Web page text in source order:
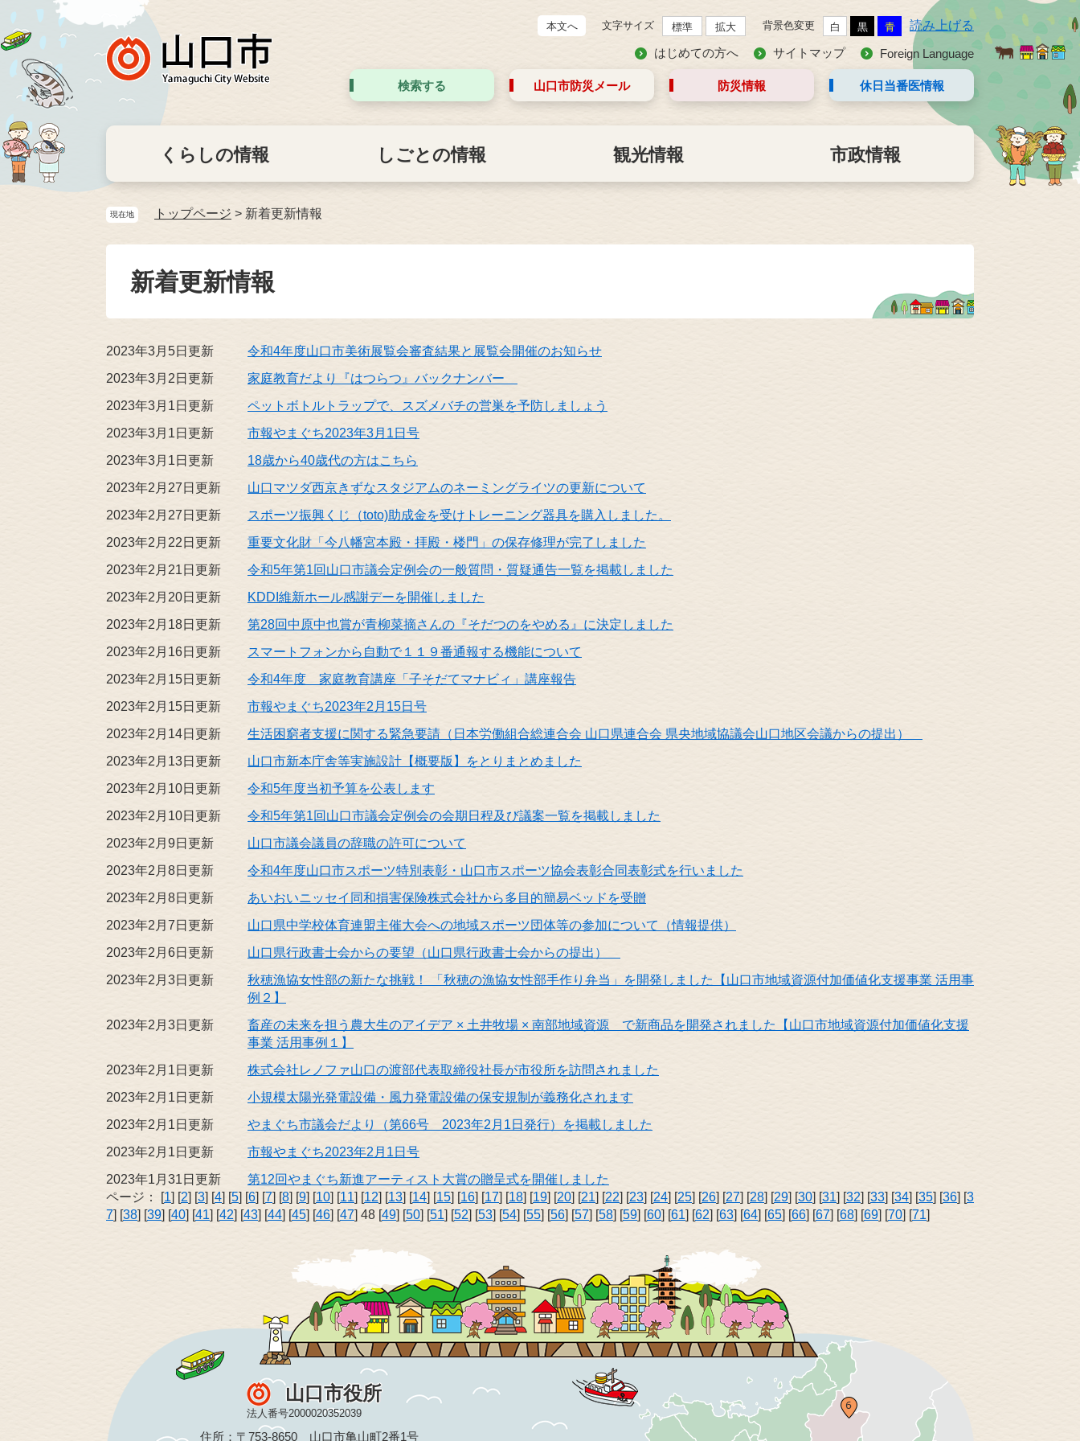
本文へ 文字サイズ 標準 拡大 背景色変更 白 黒 青 読み上げる
はじめての方へ サイトマップ Foreign Language
検索する 山口市防災 メール 防災情報 休日当番医情報
くらしの情報 しごとの情報 観光情報 市政情報
現在地 トップページ > 新着更新情報
新着更新情報
2023年3月5日更新
令和4年度山口市美術展覧会審査結果と展覧会開催のお知らせ
2023年3月2日更新
家庭教育だより『はつらつ』バックナンバー
2023年3月1日更新
ペットボトルトラップで、スズメバチの営巣を予防しましょう
2023年3月1日更新
市報やまぐち2023年3月1日号
2023年3月1日更新
18歳から40歳代の方はこちら
2023年2月27日更新
山口マツダ西京きずなスタジアムのネーミングライツの更新について
2023年2月27日更新
スポーツ振興くじ（toto)助成金を受けトレーニング器具を購入しました。
2023年2月22日更新
重要文化財「今八幡宮本殿・拝殿・楼門」の保存修理が完了しました
2023年2月21日更新
令和5年第1回山口市議会定例会の一般質問・質疑通告一覧を掲載しました
2023年2月20日更新
KDDI維新ホール感謝デーを開催しました
2023年2月18日更新
第28回中原中也賞が青柳菜摘さんの『そだつのをやめる』に決定しました
2023年2月16日更新
スマートフォンから自動で１１９番通報する機能について
2023年2月15日更新
令和4年度 家庭教育講座「子そだてマナビィ」講座報告
2023年2月15日更新
市報やまぐち2023年2月15日号
2023年2月14日更新
生活困窮者支援に関する緊急要請（日本労働組合総連合会 山口県連合会 県央地域協議会山口地区会議からの提出）
2023年2月13日更新
山口市新本庁舎等実施設計【概要版】をとりまとめました
2023年2月10日更新
令和5年度当初予算を公表します
2023年2月10日更新
令和5年第1回山口市議会定例会の会期日程及び議案一覧を掲載しました
2023年2月9日更新
山口市議会議員の辞職の許可について
2023年2月8日更新
令和4年度山口市スポーツ特別表彰・山口市スポーツ協会表彰合同表彰式を行いました
2023年2月8日更新
あいおいニッセイ同和損害保険株式会社から多目的簡易ベッドを受贈
2023年2月7日更新
山口県中学校体育連盟主催大会への地域スポーツ団体等の参加について（情報提供）
2023年2月6日更新
山口県行政書士会からの要望（山口県行政書士会からの提出）
2023年2月3日更新
秋穂漁協女性部の新たな挑戦！ 「秋穂の漁協女性部手作り弁当」を開発しました【山口市地域資源付加価値化支援事業 活用事
例２】
2023年2月3日更新
畜産の未来を担う農大生のアイデア × 土井牧場 × 南部地域資源 で新商品を開発されました【山口市地域資源付加価値化支援
事業 活用事例１】
2023年2月1日更新
株式会社レノファ山口の渡部代表取締役社長が市役所を訪問されました
2023年2月1日更新
小規模太陽光発電設備・風力発電設備の保安規制が義務化されます
2023年2月1日更新
やまぐち市議会だより（第66号 2023年2月1日発行）を掲載しました
2023年2月1日更新
市報やまぐち2023年2月1日号
2023年1月31日更新
第12回やまぐち新進アーティスト大賞の贈呈式を開催しました
ページ：
[1] [2] [3] [4] [5] [6] [7] [8] [9] [10] [11] [12] [13] [14] [15] [16] [17] [18] [19] [20] [21] [22] [23] [24] [25] [26] [27] [28] [29] [30] [31] [32] [33] [34] [35] [36] [3
7] [38] [39] [40] [41] [42] [43] [44] [45] [46] [47] 48 [49] [50] [51] [52] [53] [54] [55] [56] [57] [58] [59] [60] [61] [62] [63] [64] [65] [66] [67] [68] [69] [70] [71]
山口市役所
法人番号2000020352039
住所：〒753-8650 山口市亀山町2番1号